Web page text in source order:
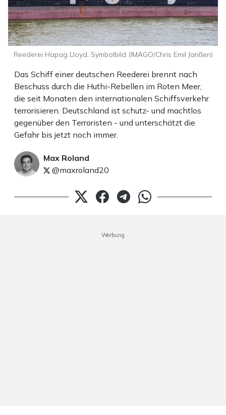
Das Schiff einer deutschen Reederei brennt nach
Beschuss durch die Huthi-Rebellen im Roten Meer,
die seit Monaten den internationalen Schiffsverkehr
terrorisieren. Deutschland ist schutz- und machtlos
gegenüber den Terroristen - und unterschätzt die
Gefahr bis jetzt noch immer.
Max Roland
@maxroland20
Reederei Hapag Lloyd, Symbolbild (IMAGO/Chris Emil Janßen)
Werbung